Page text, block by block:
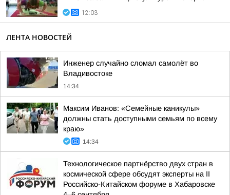
12:03
ЛЕНТА НОВОСТЕЙ
Инженер случайно сломал самолёт во
Владивостоке
14:34
Максим Иванов: «Семейные каникулы»
должны стать доступными семьям по всему
краю»
14:34
Технологическое партнёрство двух стран в
космической сфере обсудят эксперты на II
Российско-Китайском форуме в Хабаровске